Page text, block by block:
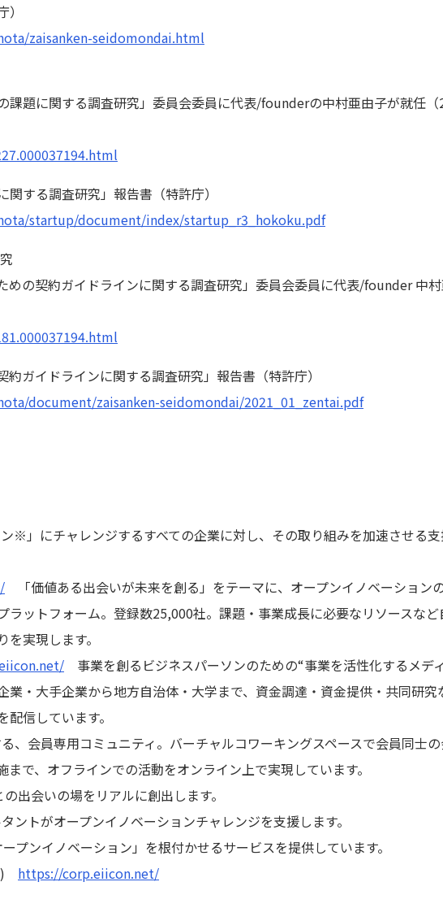
zaisanken-seidomondai.html
課題に関する調査研究」委員会委員に代表/founderの中村亜由子が就任（
関する調査研究」報告書（特許庁）
startup/document/index/startup_r3_hokoku.pdf
めの契約ガイドラインに関する調査研究」委員会委員に代表/founder 中
ガイドラインに関する調査研究」報告書（特許庁）
document/zaisanken-seidomondai/2021_01_zentai.pdf
※」にチャレンジするすべての企業に対し、その取り組みを加速させる
「価値ある出会いが未来を創る」をテーマに、オープンイノベーション
ラットフォーム。登録数25,000社。課題・事業成長に必要なリソースなど
実現します。
事業を創るビジネスパーソンのための“事業を活性化するメデ
・大手企業から地方自治体・大学まで、資金調達・資金提供・共同研究
信しています。
、会員専用コミュニティ。バーチャルコワーキングスペースで会員同士
で、オフラインでの活動をオンライン上で実現しています。
出会いの場をリアルに創出します。
トがオープンイノベーションチャレンジを支援します。
プンイノベーション」を根付かせるサービスを提供しています。
) https://corp.eiicon.net/